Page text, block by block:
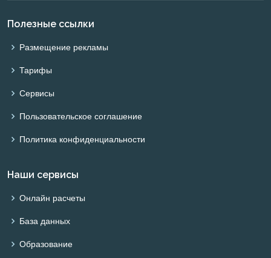
Полезные ссылки
Размещение рекламы
Тарифы
Сервисы
Пользовательское соглашение
Политика конфиденциальности
Наши сервисы
Онлайн расчеты
База данных
Образование